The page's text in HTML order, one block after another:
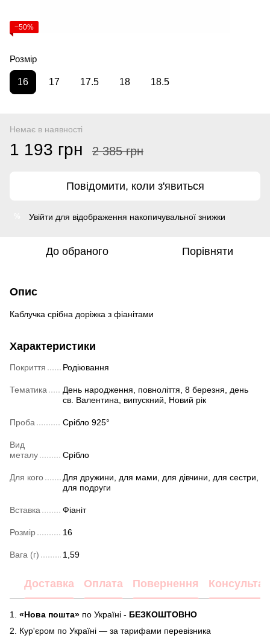
−50%
Розмір
16 17 17.5 18 18.5
Немає в наявності
1 193 грн 2 385 грн
Повідомити, коли з'явиться
Увійти для відображення накопичувальної знижки
До обраного Порівняти
Опис
Каблучка срібна доріжка з фіанітами
Характеристики
Покриття Родіювання
Тематика
День народження, повноліття, 8 березня, день
св. Валентина, випускний, Новий рік
Проба Срібло 925°
Вид
металу
Срібло
Для кого
Для дружини, для мами, для дівчини, для сестри,
для подруги
Вставка Фіаніт
Розмір 16
Вага (г) 1,59
Доставка Оплата Повернення
1. «Нова пошта» по Україні - БЕЗКОШТОВНО
2.
Кур'єром по Україні — за тарифами перевізника